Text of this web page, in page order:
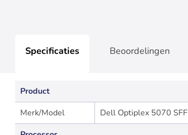
Specificaties Beoordelingen
Product
Merk/Model
Dell Optiplex 5070 SFF